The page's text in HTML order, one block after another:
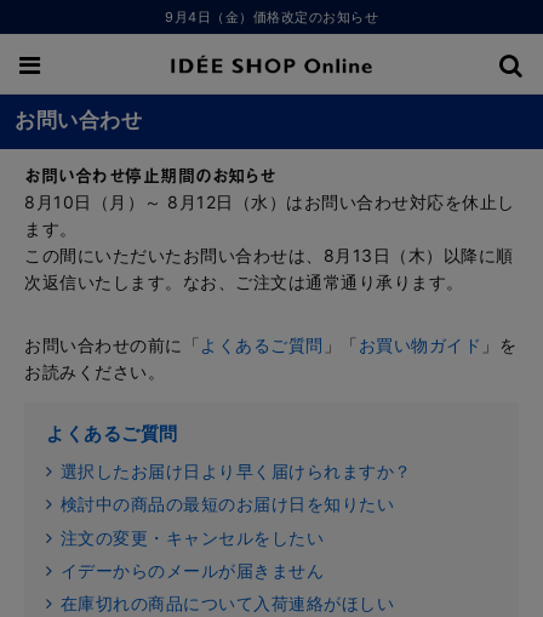
9月4日（金）価格改定のお知らせ
お問い合わせ
お問い合わせ停止期間のお知らせ
8月10日（月）～ 8月12日（水）はお問い合わせ対応を休止し
ます。
この間にいただいたお問い合わせは、8月13日（木）以降に順
次返信いたします。なお、ご注文は通常通り承ります。
お問い合わせの前に「よくあるご質問 」「お買い物ガイド 」を
お読みください。
よくあるご質問
選択したお届け日より早く届けられますか？
検討中の商品の最短のお届け日を知りたい
注文の変更・キャンセルをしたい
イデーからのメールが届きません
在庫切れの商品について入荷連絡がほしい